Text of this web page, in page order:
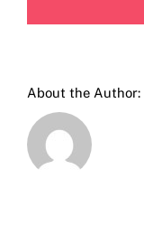
About the Author: